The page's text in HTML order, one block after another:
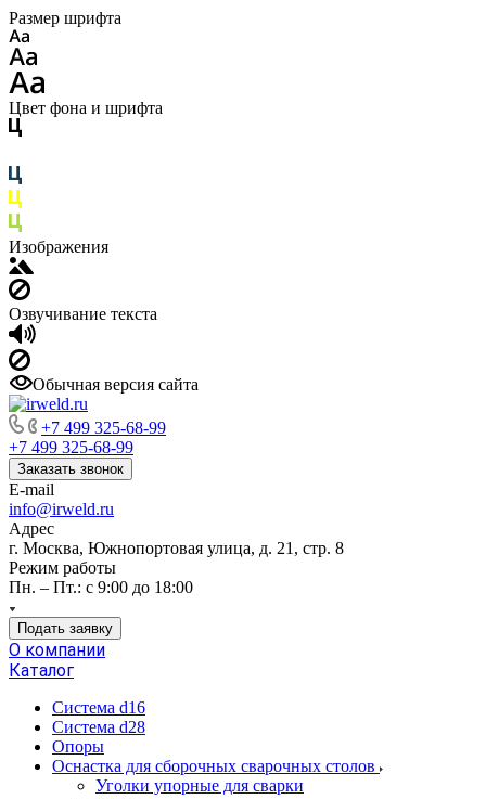
Размер шрифта
Цвет фона и шрифта
Изображения
Озвучивание текста
Обычная версия сайта
+7 499 325-68-99
+7 499 325-68-99
Заказать звонок
E-mail
info@irweld.ru
Адрес
г. Москва, Южнопортовая улица, д. 21, стр. 8
Режим работы
Пн. – Пт.: с 9:00 до 18:00
Подать заявку
О компании
Каталог
Система d16
Система d28
Опоры
Оснастка для сборочных сварочных столов
Уголки упорные для сварки